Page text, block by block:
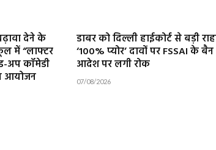
देने के
में “लाफ्टर
अप कॉमेडी
आयोजन
डाबर को दिल्ली हाईकोर्ट से बड़ी
‘100% प्योर’ दावों पर FSSAI के बैन
आदेश पर लगी रोक
07/08/2026